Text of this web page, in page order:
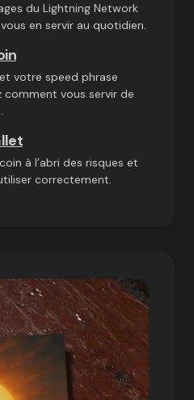
du Lightning Network
en servir au quotidien.
votre speed phrase
vous servir de
à l’abri des risques et
correctement.